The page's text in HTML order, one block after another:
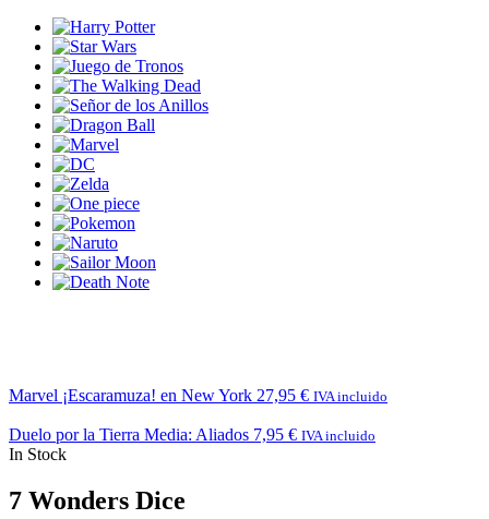
Marvel ¡Escaramuza! en New York 27,95 € IVA incluido
Duelo por la Tierra Media: Aliados 7,95 € IVA incluido
In Stock
7 Wonders Dice